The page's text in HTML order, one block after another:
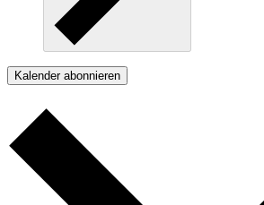
Kalender abonnieren